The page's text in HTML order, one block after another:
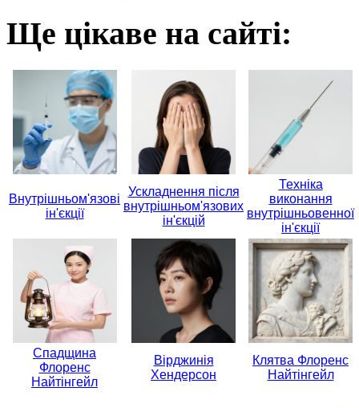
Ще цікаве на сайті:
Внутрішньом'язові
ін'єкції
Ускладнення після
внутрішньом'язових
ін'єкцій
Техніка
виконання
внутрішньовенної
ін'єкції
Спадщина
Флоренс
Найтінгейл
Вірджинія
Хендерсон
Клятва Флоренс
Найтінгейл